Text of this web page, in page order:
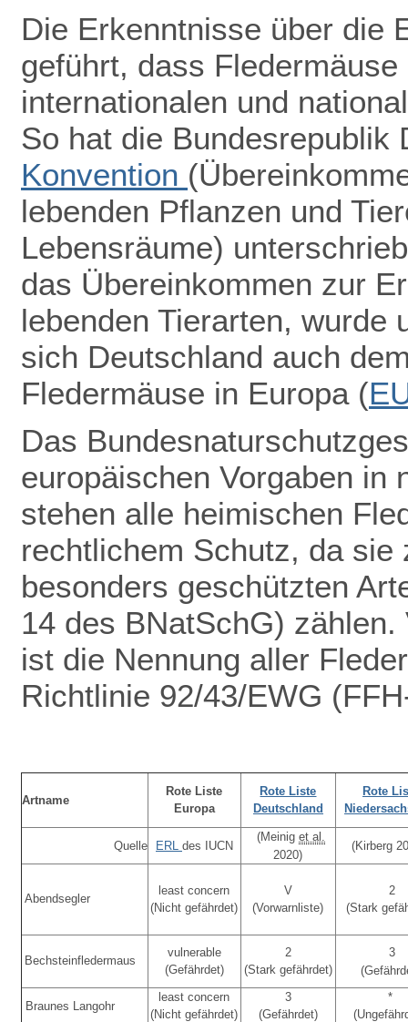
Die Erkenntnisse über die
geführt, dass
internationalen und
So hat die
Konvention
lebenden Pflanzen und
Lebensräume)
das Übereinkommen zur
lebenden Tierarten, wurde
sich Deutschland auch
Fledermäuse in Europa (
Das
europäischen Vorgaben in
stehen alle heimischen
rechtlichem Schutz, da sie
besonders geschützten
14 des BNatSchG)
ist die Nennung aller
Richtlinie 92/43/EWG
Artname
Rote Liste
Europa
Rote Liste
Deutschland
Rote
Quelle ERL des IUCN
(Meinig et al.
2020)
(Kirberg
Abendsegler
least concern
(Nicht gefährdet)
V
(Vorwarnliste)
2
(Stark
Bechsteinfledermaus
vulnerable
(Gefährdet)
2
(Stark gefährdet)
3
Braunes Langohr
least concern
(Nicht gefährdet)
3
(Gefährdet)
*